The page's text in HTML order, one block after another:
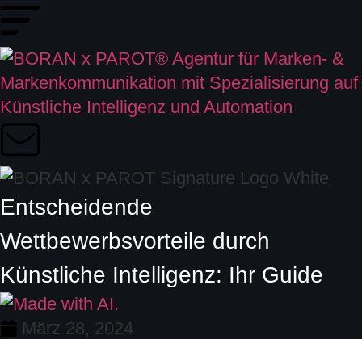
Entscheidende
Wettbewerbsvorteile durch
Künstliche Intelligenz: Ihr Guide
März 28, 2024